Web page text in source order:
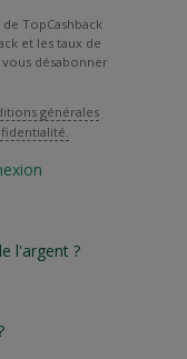
TopCashback
et les taux de
désabonner
générales
l'argent ?